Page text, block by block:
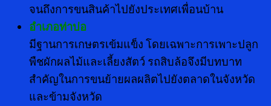
จนถึงการขนสินค้าไปยังประเทศเพื่อนบ้าน
อำเภอท่าบ่อ
มีฐานการเกษตรเข้มแข็ง โดยเฉพาะการเพาะปลูก
พืชผักผลไม้และเลี้ยงสัตว์ รถสิบล้อจึงมีบทบาท
สำคัญในการขนย้ายผลผลิตไปยังตลาดในจังหวัด
และข้ามจังหวัด